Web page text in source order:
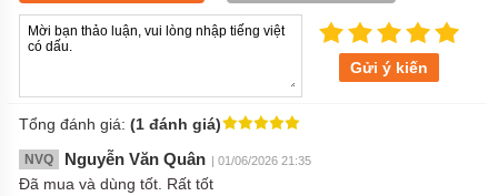
Gửi ý kiến
Tổng đánh giá: (1 đánh giá)
NVQ Nguyễn Văn Quân | 01/06/2026 21:35
Đã mua và dùng tốt. Rất tốt